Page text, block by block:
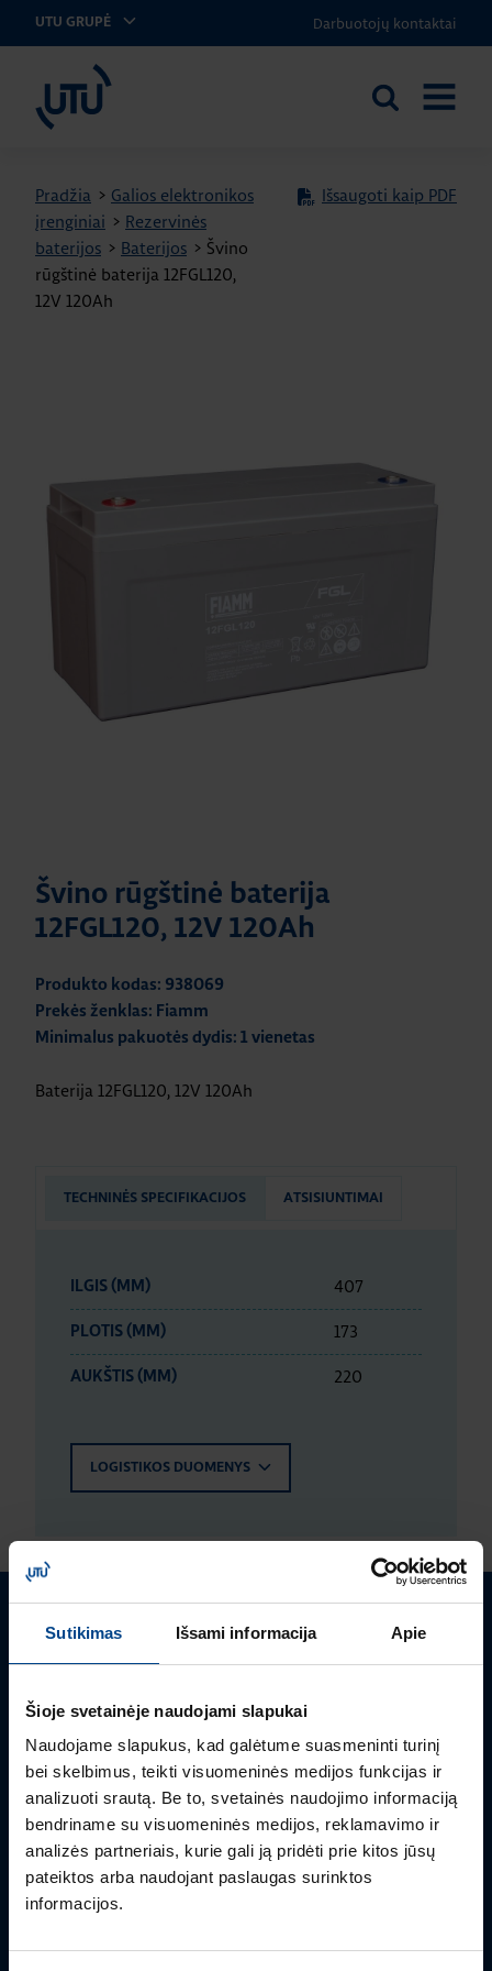
Sutikimas Išsami informacija Apie
Šioje svetainėje naudojami slapukai
Naudojame slapukus, kad galėtume suasmeninti turinį
bei skelbimus, teikti visuomeninės medijos funkcijas ir
analizuoti srautą. Be to, svetainės naudojimo informaciją
bendriname su visuomeninės medijos, reklamavimo ir
analizės partneriais, kurie gali ją pridėti prie kitos jūsų
pateiktos arba naudojant paslaugas surinktos
informacijos.
UTU GRUPĖ Darbuotojų kontaktai
UTU Lithuania
Ieškoti
Pradžia > Galios elektronikos
įrenginiai > Rezervinės
baterijos > Baterijos > Švino
rūgštinė baterija 12FGL120,
12V 120Ah
Išsaugoti kaip PDF
Švino rūgštinė baterija
12FGL120, 12V 120Ah
Produkto kodas: 938069
Prekės ženklas: Fiamm
Minimalus pakuotės dydis: 1 vienetas
Baterija 12FGL120, 12V 120Ah
TECHNINĖS SPECIFIKACIJOS ATSISIUNTIMAI
ILGIS (MM) 407
PLOTIS (MM) 173
AUKŠTIS (MM) 220
LOGISTIKOS DUOMENYS
Turite klausimų? Susisiekite